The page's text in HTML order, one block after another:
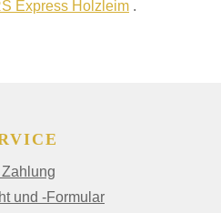
Express Holzleim .
und -Formular